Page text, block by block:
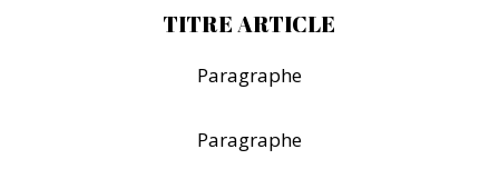
TITRE ARTICLE
Paragraphe
Paragraphe